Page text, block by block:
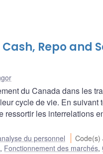
Repo and
du Canada dans les
cycle de vie. En suivant
ressortir les interrelations
du personnel Code(s)
, Fonctionnement des marchés,